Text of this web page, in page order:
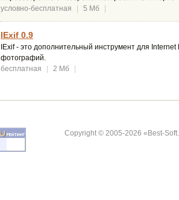
условно-бесплатная
| 5 Мб |
IExif 0.9
IExif - это дополнительный инструмент для
фотографий.
бесплатная
| 2 Мб |
Copyright © 2005-2026 «Best-